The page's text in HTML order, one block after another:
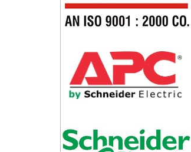
KIM THU SÉT ABB OPR 30
KIM THU SÉT CIRPROTEC NIMBUS 60